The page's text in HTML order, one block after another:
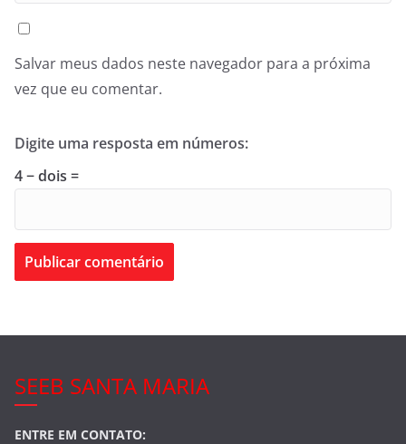
Salvar meus dados neste navegador para a próxima
vez que eu comentar.
Digite uma resposta em números:
4 − dois =
SEEB SANTA MARIA
ENTRE EM CONTATO: